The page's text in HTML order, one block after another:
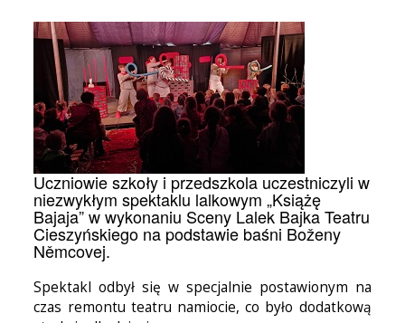
Uczniowie szkoły i przedszkola uczestniczyli w
niezwykłym spektaklu lalkowym „Książę
Bajaja” w wykonaniu Sceny Lalek Bajka Teatru
Cieszyńskiego na podstawie baśni Boženy
Němcovej.
Spektakl odbył się w specjalnie postawionym na
czas remontu teatru namiocie, co było dodatkową